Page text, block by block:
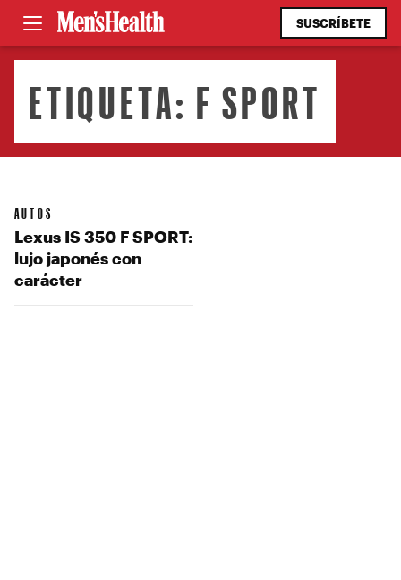
SUSCRÍBETE
ETIQUETA: F SPORT
AUTOS
Lexus IS 350 F SPORT:
lujo japonés con
carácter